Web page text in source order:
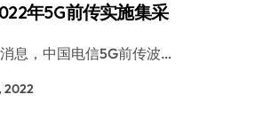
年5G前传实施集采
消息，中国电信5G前传波…
2022